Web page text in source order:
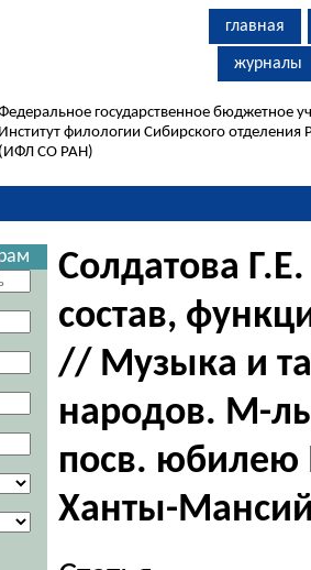
главная
журналы
государственное бюджетное
Институт филологии Сибирского отделения
(ИФЛ СО РАН)
Солдатова
состав,
// Музыка и
народов. М-
посв. юбилею
Ханты-